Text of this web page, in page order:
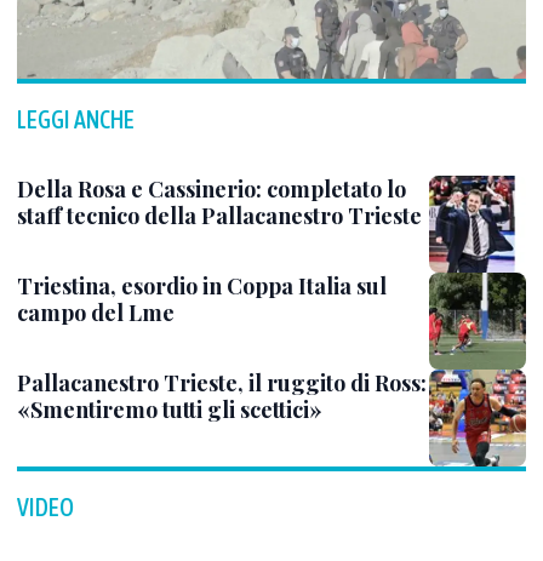
LEGGI ANCHE
Della Rosa e Cassinerio: completato lo
staff tecnico della Pallacanestro Trieste
Triestina, esordio in Coppa Italia sul
campo del Lme
Pallacanestro Trieste, il ruggito di Ross:
«Smentiremo tutti gli scettici»
VIDEO